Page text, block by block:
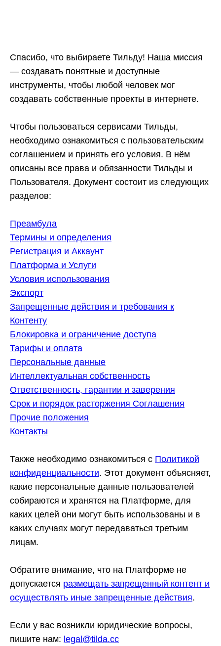
Спасибо, что выбираете Тильду! Наша миссия
— создавать понятные и доступные
инструменты, чтобы любой человек мог
создавать собственные проекты в интернете.
Чтобы пользоваться сервисами Тильды,
необходимо ознакомиться с пользовательским
соглашением и принять его условия. В нём
описаны все права и обязанности Тильды и
Пользователя. Документ состоит из следующих
разделов:
Преамбула
Термины и определения
Регистрация и Аккаунт
Платформа и Услуги
Условия использования
Экспорт
Запрещенные действия и требования к
Контенту
Блокировка и ограничение доступа
Тарифы и оплата
Персональные данные
Интеллектуальная собственность
Ответственность, гарантии и заверения
Срок и порядок расторжения Соглашения
Прочие положения
Контакты
Также необходимо ознакомиться с Политикой
конфиденциальности. Этот документ объясняет,
какие персональные данные пользователей
собираются и хранятся на Платформе, для
каких целей они могут быть использованы и в
каких случаях могут передаваться третьим
лицам.
Обратите внимание, что на Платформе не
допускается размещать запрещенный контент и
осуществлять иные запрещенные действия.
Если у вас возникли юридические вопросы,
пишите нам: legal@tilda.cc